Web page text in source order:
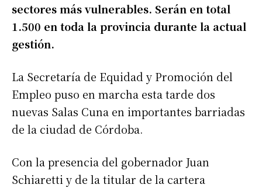
sectores más vulnerables. Serán en total
1.500 en toda la provincia durante la actual
gestión.
La Secretaría de Equidad y Promoción del
Empleo puso en marcha esta tarde dos
nuevas Salas Cuna en importantes barriadas
de la ciudad de Córdoba.
Con la presencia del gobernador Juan
Schiaretti y de la titular de la cartera